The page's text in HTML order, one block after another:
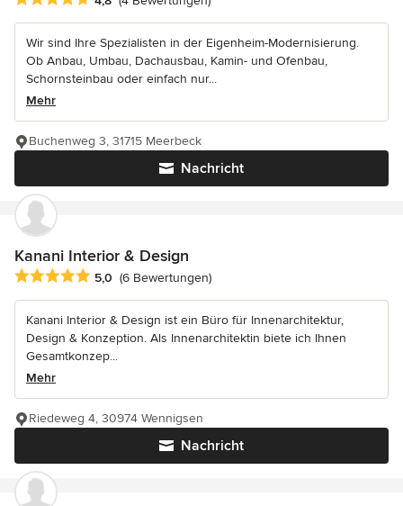
Wir sind Ihre Spezialisten in der Eigenheim-Modernisierung.
Ob Anbau, Umbau, Dachausbau, Kamin- und Ofenbau,
Schornsteinbau oder einfach nur...
Mehr
Nachricht
Buchenweg 3, 31715 Meerbeck
Kanani Interior & Design
Durchschnittliche Bewertung: 5 von 5 Sternen
5,0 (6 Bewertungen)
Kanani Interior & Design ist ein Büro für Innenarchitektur,
Design & Konzeption. Als Innenarchitektin biete ich Ihnen
Gesamtkonzep...
Mehr
Nachricht
Riedeweg 4, 30974 Wennigsen